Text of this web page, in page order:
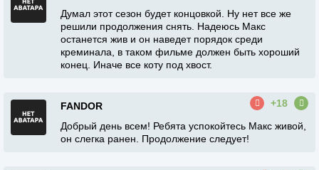
Думал этот сезон будет концовкой. Ну нет все же
решили продолжения снять. Надеюсь Макс
останется жив и он наведет порядок среди
креминала, в таком фильме должен быть хороший
конец. Иначе все коту под хвост.
FANDOR
+18
Добрый день всем! Ребята успокойтесь Макс живой,
он слегка ранен. Продолжение следует!